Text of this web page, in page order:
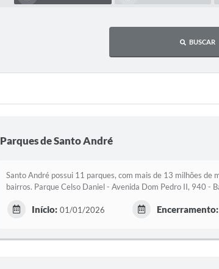
BUSCAR
Parques de Santo André
Santo André possui 11 parques, com mais de 13 milhões
bairros. Parque Celso Daniel - Avenida Dom Pedro II, 940 -
Início: 01/01/2026 Encerramento: